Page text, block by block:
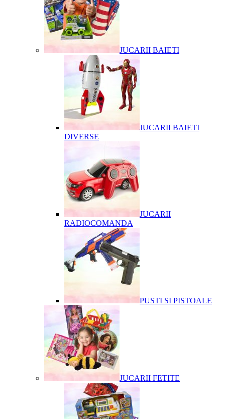
JUCARII BAIETI
JUCARII BAIETI
DIVERSE
JUCARII
RADIOCOMANDA
PUSTI SI PISTOALE
JUCARII FETITE